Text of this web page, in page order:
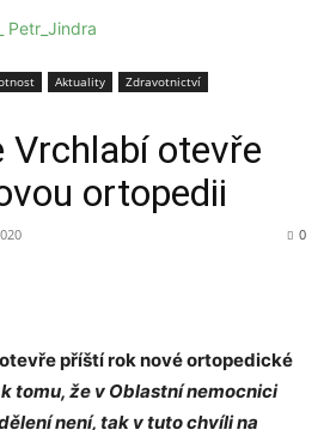
Aktuality
Zdravotnictví
Vrchlabí otevře
ortopedii
0
příští rok nové ortopedické
tomu, že v Oblastní nemocnici
není, tak v tuto chvíli na